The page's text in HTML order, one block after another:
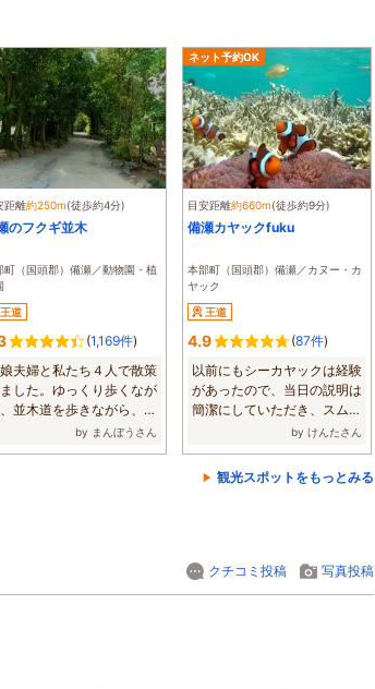
距離約250m(徒歩約4分)
のフクギ並木
町（国頭郡）備瀬／動物園・植
王道
(1,169件)
夫婦と私たち４人で散策
した。ゆっくり歩くなが
並木道を歩きながら、改
by まんぼうさん
ネット予約OK
目安距離約660m(徒歩約9分)
備瀬カヤックfuku
本部町（国頭郡）備瀬／カヌー・カ
ヤック
王道
4.9 (87件)
以前にもシーカヤックは経験
があったので、当日の説明は
簡潔にしていただき、スムー
by けんたさん
観光スポットをもっとみる
クチコミ投稿 写真投稿